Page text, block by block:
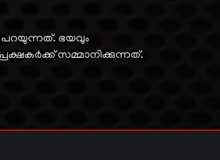
പറയുന്നത്. ഭയവും
സമ്മാനിക്കുന്നത്.